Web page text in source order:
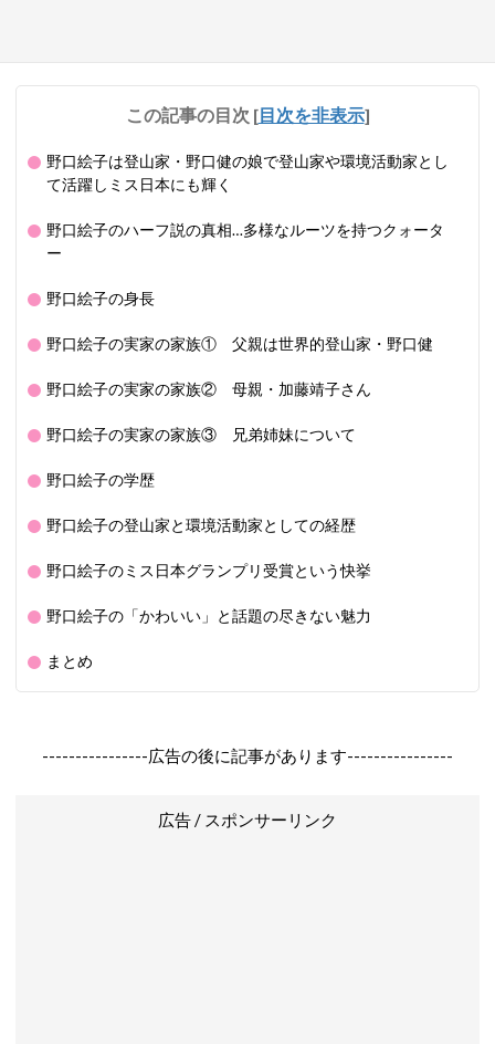
この記事の目次 [目次を非表示]
野口絵子は登山家・野口健の娘で登山家や環境活動家とし
て活躍しミス日本にも輝く
野口絵子のハーフ説の真相…多様なルーツを持つクォータ
ー
野口絵子の身長
野口絵子の実家の家族① 父親は世界的登山家・野口健
野口絵子の実家の家族② 母親・加藤靖子さん
野口絵子の実家の家族③ 兄弟姉妹について
野口絵子の学歴
野口絵子の登山家と環境活動家としての経歴
野口絵子のミス日本グランプリ受賞という快挙
野口絵子の「かわいい」と話題の尽きない魅力
まとめ
----------------広告の後に記事があります----------------
広告 / スポンサーリンク